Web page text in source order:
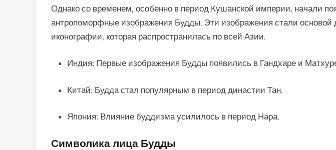
Однако со временем, особенно в период Кушанской империи, начали
антропоморфные изображения Будды. Эти изображения стали основой
иконографии, которая распространилась по всей Азии.
Индия: Первые изображения Будды появились в Гандхаре и
Китай: Будда стал популярным в период династии Тан.
Япония: Влияние буддизма усилилось в период Нара.
Символика лица Будды